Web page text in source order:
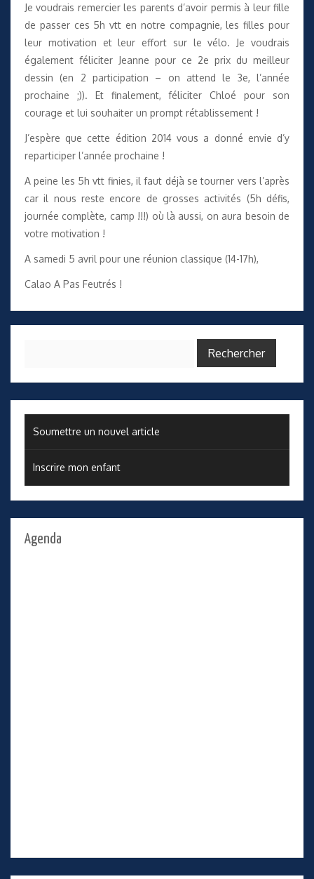
Je voudrais remercier les parents d’avoir permis à leur fille
de passer ces 5h vtt en notre compagnie, les filles pour
leur motivation et leur effort sur le vélo. Je voudrais
également féliciter Jeanne pour ce 2e prix du meilleur
dessin (en 2 participation – on attend le 3e, l’année
prochaine ;)). Et finalement, féliciter Chloé pour son
courage et lui souhaiter un prompt rétablissement !
J’espère que cette édition 2014 vous a donné envie d’y
reparticiper l’année prochaine !
A peine les 5h vtt finies, il faut déjà se tourner vers l’après
car il nous reste encore de grosses activités (5h défis,
journée complète, camp !!!) où là aussi, on aura besoin de
votre motivation !
A samedi 5 avril pour une réunion classique (14-17h),
Calao A Pas Feutrés !
Soumettre un nouvel article
Inscrire mon enfant
Agenda